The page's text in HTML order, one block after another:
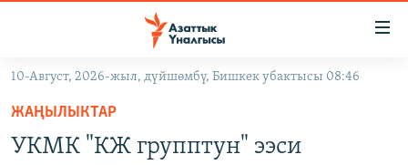
Навигацияга
өтүңүз
Издөөгө
салыңыз
КЫРГЫЗСТАН
10-Август, 2026-жыл, дүйшөмбү, Бишкек убактысы 08:46
ЖАҢЫЛЫКТАР
УКМК "КЖ групптун" ээси